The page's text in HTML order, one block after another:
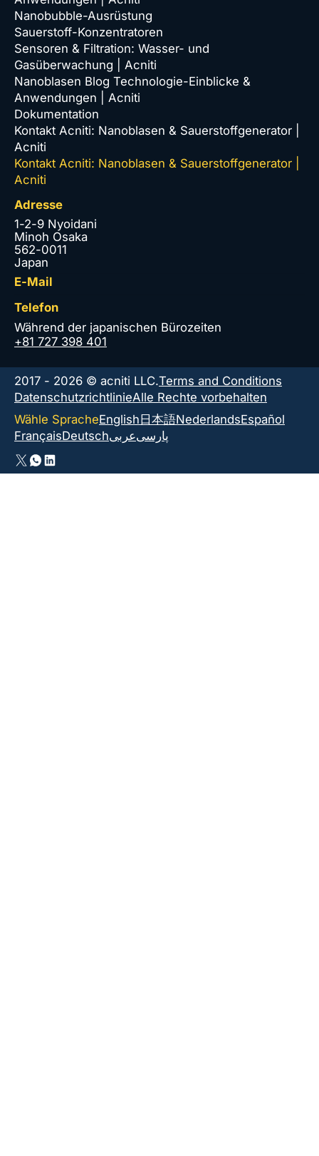
Nanobubble-Ausrüstung
Sauerstoff-Konzentratoren
Sensoren & Filtration: Wasser- und
Gasüberwachung | Acniti
Nanoblasen Blog Technologie-Einblicke &
Anwendungen | Acniti
Dokumentation
Kontakt Acniti: Nanoblasen & Sauerstoffgenerator |
Acniti
Kontakt Acniti: Nanoblasen & Sauerstoffgenerator |
Acniti
Adresse
1-2-9 Nyoidani
Minoh Osaka
562-0011
Japan
E-Mail
Telefon
Während der japanischen Bürozeiten
+81 727 398 401
2017 - 2026 © acniti LLC.Terms and Conditions
DatenschutzrichtlinieAlle Rechte vorbehalten
Wähle SpracheEnglish 日本語NederlandsEspañol
FrançaisDeutschعربىپارسی